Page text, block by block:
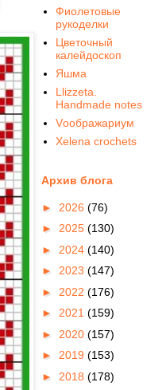
Фиолетовые
рукоделки
Цветочный
калейдоскоп
Яшма
Llizzeta.
Нandmade notes
Vоображариум
Xelena crochets
Архив блога
► 2026 (76)
► 2025 (130)
► 2024 (140)
► 2023 (147)
► 2022 (176)
► 2021 (159)
► 2020 (157)
► 2019 (153)
► 2018 (178)